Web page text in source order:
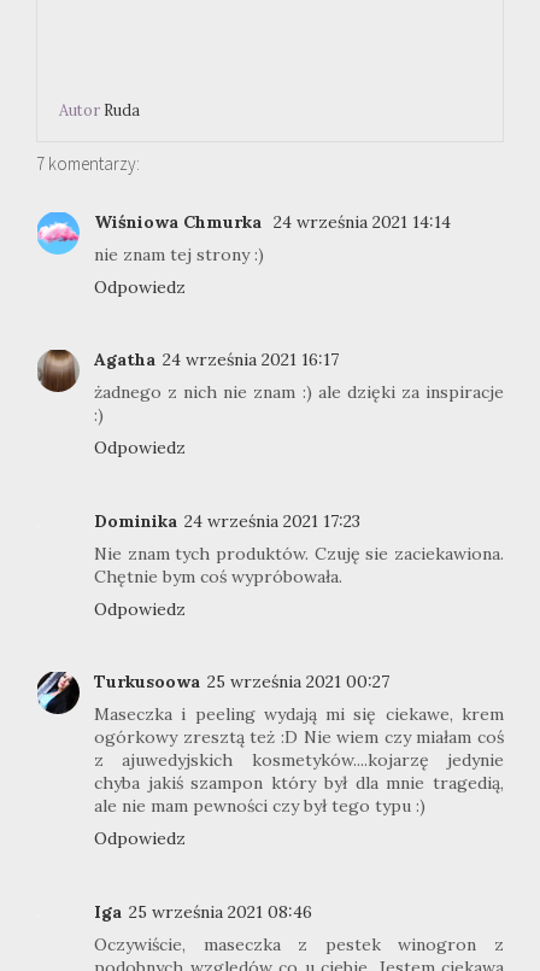
Autor Ruda
7 komentarzy:
Wiśniowa Chmurka 24 września 2021 14:14
nie znam tej strony :)
Odpowiedz
Agatha 24 września 2021 16:17
żadnego z nich nie znam :) ale dzięki za inspiracje
:)
Odpowiedz
Dominika 24 września 2021 17:23
Nie znam tych produktów. Czuję sie zaciekawiona.
Chętnie bym coś wypróbowała.
Odpowiedz
Turkusoowa 25 września 2021 00:27
Maseczka i peeling wydają mi się ciekawe, krem
ogórkowy zresztą też :D Nie wiem czy miałam coś
z ajuwedyjskich kosmetyków....kojarzę jedynie
chyba jakiś szampon który był dla mnie tragedią,
ale nie mam pewności czy był tego typu :)
Odpowiedz
Iga 25 września 2021 08:46
Oczywiście, maseczka z pestek winogron z